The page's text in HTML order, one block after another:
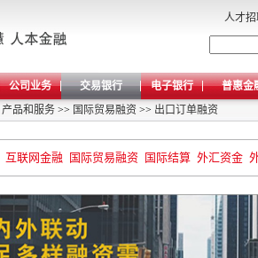
人才
公司业务 交易银行 电子银行 普惠金
产品和服务 >> 国际贸易融资 >> 出口订单融资
互联网金融 国际贸易融资 国际结算 外汇资金